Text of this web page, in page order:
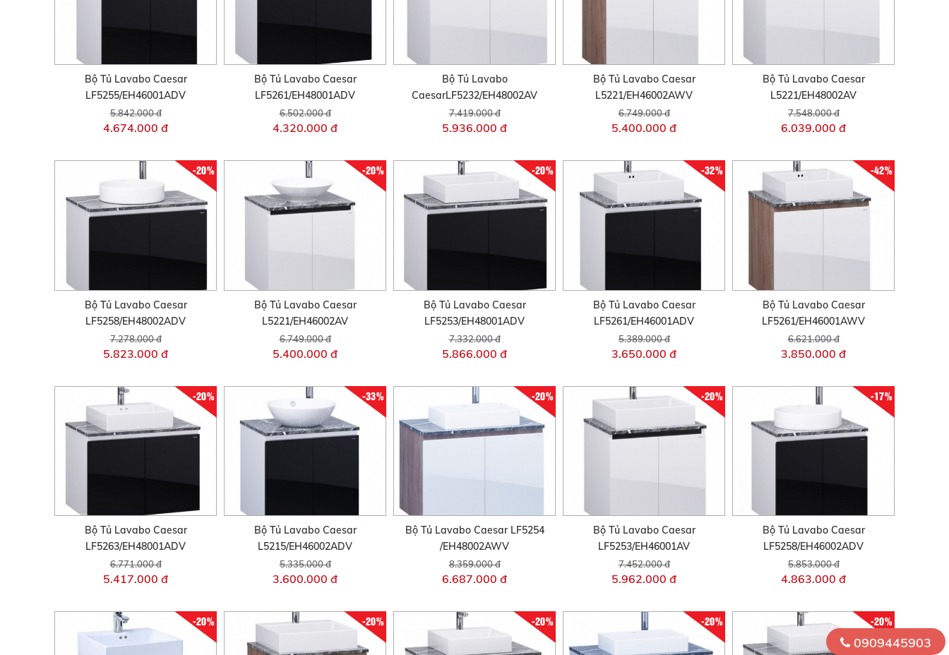
Bộ Tủ Lavabo Caesar
LF5255/EH46001ADV
5.842.000 đ
4.674.000 đ
Bộ Tủ Lavabo Caesar
LF5261/EH48001ADV
6.502.000 đ
4.320.000 đ
Bộ Tủ Lavabo
CaesarLF5232/EH48002AV
7.419.000 đ
5.936.000 đ
Bộ Tủ Lavabo Caesar
L5221/EH46002AWV
6.749.000 đ
5.400.000 đ
Bộ Tủ Lavabo Caesar
L5221/EH48002AV
7.548.000 đ
6.039.000 đ
-20%
Bộ Tủ Lavabo Caesar
LF5258/EH48002ADV
7.278.000 đ
5.823.000 đ
-20%
Bộ Tủ Lavabo Caesar
L5221/EH46002AV
6.749.000 đ
5.400.000 đ
-20%
Bộ Tủ Lavabo Caesar
LF5253/EH48001ADV
7.332.000 đ
5.866.000 đ
-32%
Bộ Tủ Lavabo Caesar
LF5261/EH46001ADV
5.389.000 đ
3.650.000 đ
-42%
Bộ Tủ Lavabo Caesar
LF5261/EH46001AWV
6.621.000 đ
3.850.000 đ
-20%
Bộ Tủ Lavabo Caesar
LF5263/EH48001ADV
6.771.000 đ
5.417.000 đ
-33%
Bộ Tủ Lavabo Caesar
L5215/EH46002ADV
5.335.000 đ
3.600.000 đ
-20%
Bộ Tủ Lavabo Caesar LF5254
/EH48002AWV
8.359.000 đ
6.687.000 đ
-20%
Bộ Tủ Lavabo Caesar
LF5253/EH46001AV
7.452.000 đ
5.962.000 đ
-17%
Bộ Tủ Lavabo Caesar
LF5258/EH46002ADV
5.853.000 đ
4.863.000 đ
-20% -20% -20% -20% -20%
0909445903